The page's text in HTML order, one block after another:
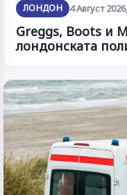
ЛОНДОН 4 Август
Greggs, Boots и
лондонската